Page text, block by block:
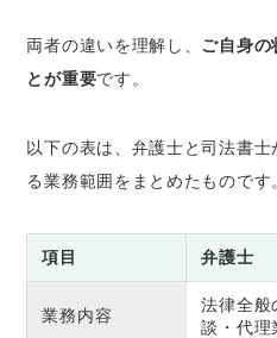
両者の違いを理解し、 ご自身の
とが重要です。
以下の表は、弁護士と司法書
る業務範囲をまとめたものです
項目 弁護士
業務内容
法律全般
談・代理